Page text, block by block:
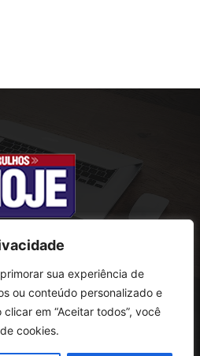
sua experiência de
ou conteúdo personalizado e
em “Aceitar todos”, você
cookies.
NÓS
Antonio Prado, 121